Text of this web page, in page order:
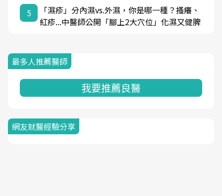
5
「濕疹」分內濕vs.外濕，你是哪一種？搔癢、
紅疹...中醫師公開「腳上2大穴位」化濕又健脾
最多人推薦醫師
我要推薦良醫
網友就醫經驗分享